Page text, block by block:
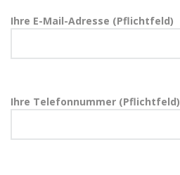
Ihre E-Mail-Adresse (Pflichtfeld)
Ihre Telefonnummer (Pflichtfeld)